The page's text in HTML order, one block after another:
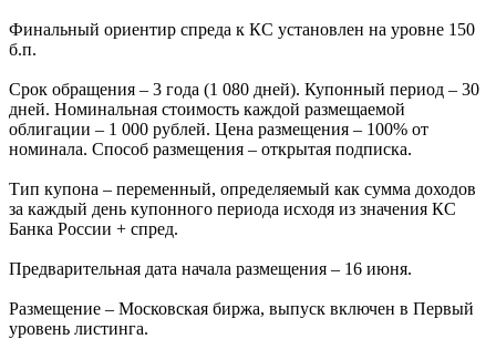
Финальный ориентир спреда к КС установлен на уровне 150
б.п.
Срок обращения – 3 года (1 080 дней). Купонный период – 30
дней. Номинальная стоимость каждой размещаемой
облигации – 1 000 рублей. Цена размещения – 100% от
номинала. Способ размещения – открытая подписка.
Тип купона – переменный, определяемый как сумма доходов
за каждый день купонного периода исходя из значения КС
Банка России + спред.
Предварительная дата начала размещения – 16 июня.
Размещение – Московская биржа, выпуск включен в Первый
уровень листинга.